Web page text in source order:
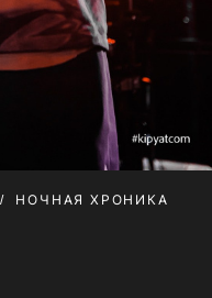
НОЧНАЯ ХРОНИКА